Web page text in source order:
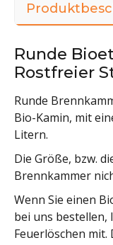
Runde
Rostfreier
Runde
Bio-Kamin, mit
Litern.
Die Größe, bzw.
Brennkammer
Wenn Sie einen
bei uns bestellen,
Feuerlöschen mit.